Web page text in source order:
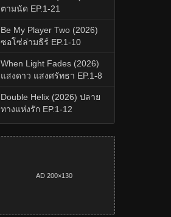
ตามนัด EP.1-21
Be My Player Two (2026)
ซอโซ่ล่ามธีร์ EP.1-10
When Light Fades (2026)
แสงดาว แสงศรัทธา EP.1-8
Double Helix (2026) ปลาย
ทางแห่งรัก EP.1-12
AD 200×130